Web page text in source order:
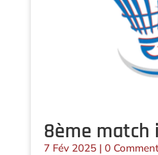
8ème match
7 Fév 2025| 0